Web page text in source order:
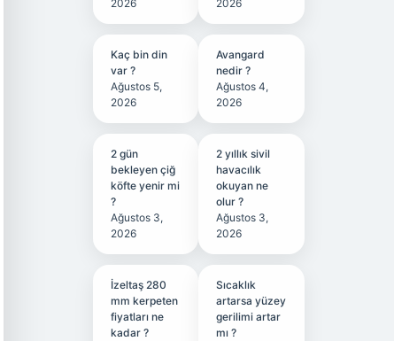
2026
2026
Kaç bin din
var ?
Ağustos 5,
2026
Avangard
nedir ?
Ağustos 4,
2026
2 gün
bekleyen çiğ
köfte yenir mi
?
Ağustos 3,
2026
2 yıllık sivil
havacılık
okuyan ne
olur ?
Ağustos 3,
2026
İzeltaş 280
mm kerpeten
fiyatları ne
kadar ?
Sıcaklık
artarsa yüzey
gerilimi artar
mı ?